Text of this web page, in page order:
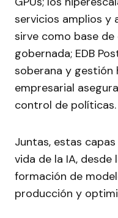
servicios amplios y
sirve como base
gobernada; EDB
soberana y gestión
empresarial
control de políticas.
Juntas, estas
vida de la IA,
formación de
producción y